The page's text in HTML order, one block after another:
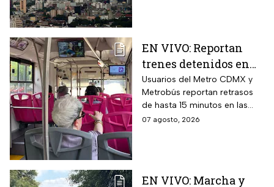
EN VIVO: Reportan
trenes detenidos en
líneas del Metro
CDMX hoy 7 de agosto;
Metrobús restablece
servicio
Usuarios del Metro CDMX y
Metrobús reportan retrasos
de hasta 15 minutos en las
líneas
07 agosto, 2026
EN VIVO: Marcha y